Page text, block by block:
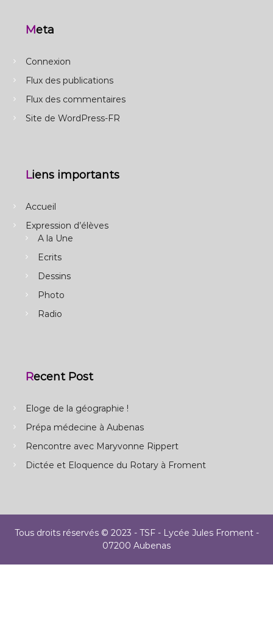
Meta
Connexion
Flux des publications
Flux des commentaires
Site de WordPress-FR
Liens importants
Accueil
Expression d’élèves
A la Une
Ecrits
Dessins
Photo
Radio
Recent Post
Eloge de la géographie !
Prépa médecine à Aubenas
Rencontre avec Maryvonne Rippert
Dictée et Eloquence du Rotary à Froment
Tous droits réservés © 2023 - TSF - Lycée Jules Froment -
07200 Aubenas